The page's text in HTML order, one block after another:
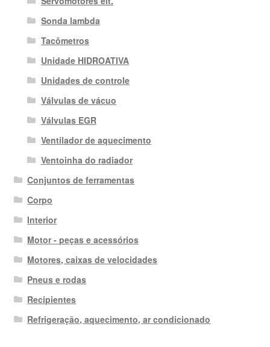
Sonda lambda
Tacômetros
Unidade HIDROATIVA
Unidades de controle
Válvulas de vácuo
Válvulas EGR
Ventilador de aquecimento
Ventoinha do radiador
Conjuntos de ferramentas
Corpo
Interior
Motor - peças e acessórios
Motores, caixas de velocidades
Pneus e rodas
Recipientes
Refrigeração, aquecimento, ar condicionado